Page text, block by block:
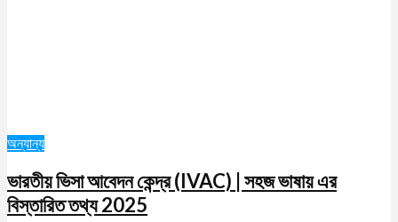
অন্যান্য
ভারতীয় ভিসা আবেদন কেন্দ্র (IVAC) | সহজ ভাষায় এর
বিস্তারিত তথ্য 2025